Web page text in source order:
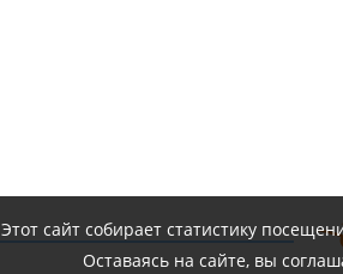
Этот сайт собирает статистику
Оставаясь на сайте, вы